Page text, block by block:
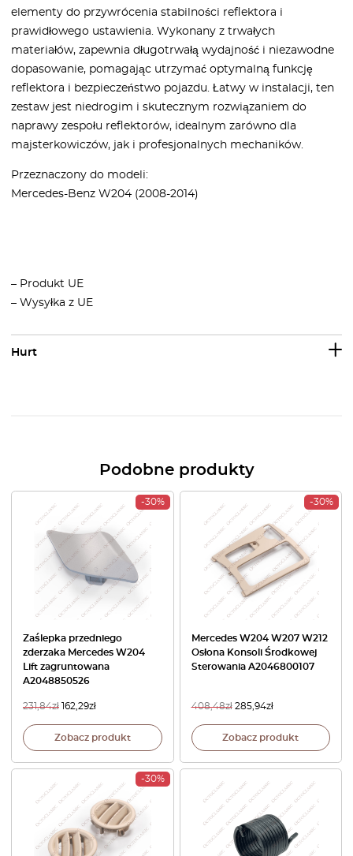
elementy do przywrócenia stabilności reflektora i
prawidłowego ustawienia. Wykonany z trwałych
materiałów, zapewnia długotrwałą wydajność i niezawodne
dopasowanie, pomagając utrzymać optymalną funkcję
reflektora i bezpieczeństwo pojazdu. Łatwy w instalacji, ten
zestaw jest niedrogim i skutecznym rozwiązaniem do
naprawy zespołu reflektorów, idealnym zarówno dla
majsterkowiczów, jak i profesjonalnych mechaników.
Przeznaczony do modeli:
Mercedes-Benz W204 (2008-2014)
– Produkt UE
– Wysyłka z UE
Hurt
Podobne produkty
-30%
Zaślepka przedniego
zderzaka Mercedes W204
Lift zagruntowana
A2048850526
231,84zł 162,29zł
Zobacz produkt
-30%
Mercedes W204 W207 W212
Osłona Konsoli Środkowej
Sterowania A2046800107
408,48zł 285,94zł
Zobacz produkt
-30%